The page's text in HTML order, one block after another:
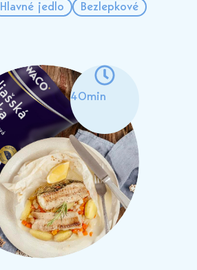
Hlavné jedlo Bezlepkové
40min